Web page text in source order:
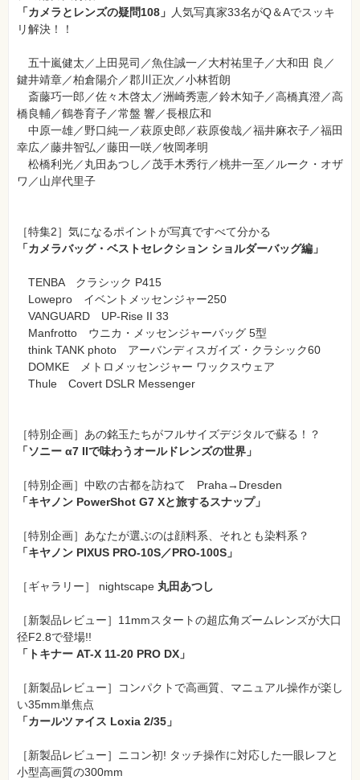
「カメラとレンズの疑問108」
人気写真家33名がQ＆Aでスッキ
リ解決！！
五十嵐健太／上田晃司／魚住誠一／大村祐里子／大和田 良／
鍵井靖章／柏倉陽介／郡川正次／小林哲朗
斎藤巧一郎／佐々木啓太／洲崎秀憲／鈴木知子／高橋真澄／高
橋良輔／鶴巻育子／常盤 響／長根広和
中原一雄／野口純一／萩原史郎／萩原俊哉／福井麻衣子／福田
幸広／藤井智弘／藤田一咲／牧岡孝明
松橋利光／丸田あつし／茂手木秀行／桃井一至／ルーク・オザ
ワ／山岸代里子
［特集2］気になるポイントが写真ですべて分かる
「カメラバッグ・ベストセレクション ショルダーバッグ編」
TENBA クラシック P415
Lowepro イベントメッセンジャー250
VANGUARD UP-Rise II 33
Manfrotto ウニカ・メッセンジャーバッグ 5型
think TANK photo アーバンディスガイズ・クラシック60
DOMKE メトロメッセンジャー ワックスウェア
Thule Covert DSLR Messenger
［特別企画］あの銘玉たちがフルサイズデジタルで蘇る！？
「ソニー α7 IIで味わうオールドレンズの世界」
［特別企画］ 中欧の古都を訪ねて Praha→Dresden
「キヤノン PowerShot G7 Xと旅するスナップ」
［特別企画］ あなたが選ぶのは顔料系、それとも染料系？
「キヤノン PIXUS PRO-10S／PRO-100S」
［ギャラリー］ nightscape 丸田あつし
［新製品レビュー］11mmスタートの超広角ズームレンズが大口
径F2.8で登場!!
「トキナー AT-X 11-20 PRO DX」
［新製品レビュー］
コンパクトで高画質、マニュアル操作が楽し
い35mm単焦点
「カールツァイス Loxia 2/35」
［新製品レビュー］ ニコン初! タッチ操作に対応した一眼レフと
小型高画質の300mm